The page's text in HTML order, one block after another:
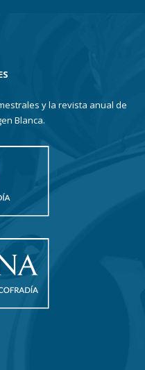
y la revista anual de
Blanca.